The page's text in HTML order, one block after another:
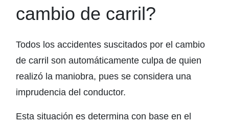
cambio de carril?
Todos los accidentes suscitados por el cambio
de carril son automáticamente culpa de quien
realizó la maniobra, pues se considera una
imprudencia del conductor.
Esta situación es determina con base en el